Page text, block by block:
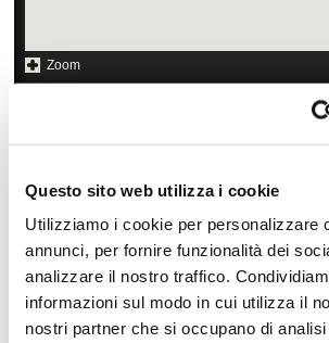
Questo sito web utilizza i cookie
Utilizziamo i cookie per personalizzare
annunci, per fornire funzionalità dei
analizzare il nostro traffico.
informazioni sul modo in cui utilizza il
nostri partner che si occupano di
Zoom
richiesta
Scopri i prezzi »
Da non perdere in Giappone